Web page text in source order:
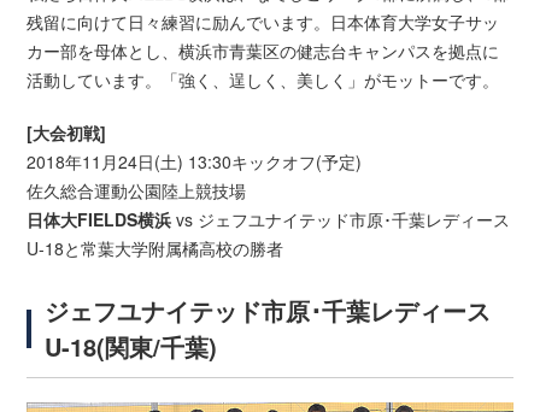
残留に向けて日々練習に励んでいます。日本体育大学女子サッ
カー部を母体とし、横浜市青葉区の健志台キャンパスを拠点に
活動しています。「強く、逞しく、美しく」がモットーです。
[大会初戦]
2018年11月24日(土) 13:30キックオフ(予定)
佐久総合運動公園陸上競技場
日体大FIELDS横浜 vs ジェフユナイテッド市原･千葉レディース
U-18と常葉大学附属橘高校の勝者
ジェフユナイテッド市原･千葉レディース
U-18(関東/千葉)